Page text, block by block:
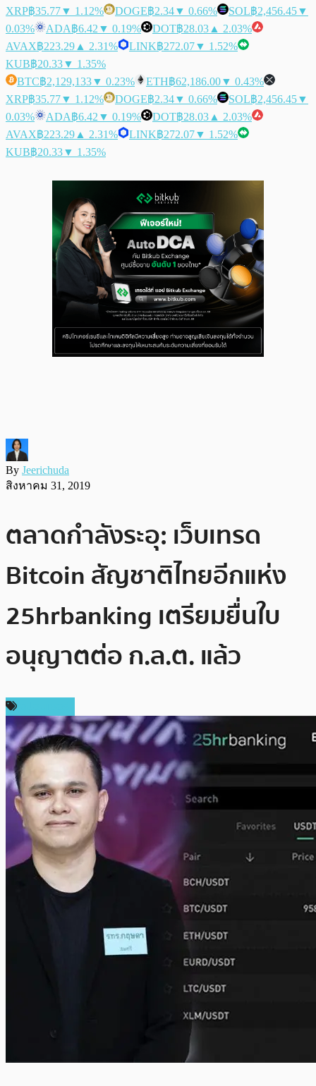
XRP฿35.77▼ 1.12% DOGE฿2.34▼ 0.66% SOL฿2,456.45▼
0.03%
ADA฿6.42 ▼ 0.19% DOT฿28.03 ▲ 2.03%
AVAX฿223.29 ▲ 2.31% LINK฿272.07▼ 1.52%
KUB฿20.33▼ 1.35%
BTC฿2,129,133▼ 0.23% ETH฿62,186.00▼ 0.43%
XRP฿35.77▼ 1.12% DOGE฿2.34▼ 0.66% SOL฿2,456.45▼
0.03%
ADA฿6.42 ▼ 0.19% DOT฿28.03 ▲ 2.03%
AVAX฿223.29 ▲ 2.31% LINK฿272.07▼ 1.52%
KUB฿20.33▼ 1.35%
By Jeerichuda
สิงหาคม 31, 2019
ตลาดกำลังระอุ: เว็บเทรด
Bitcoin สัญชาติไทยอีกแห่ง
25hrbanking เตรียมยื่นใบ
อนุญาตต่อ ก.ล.ต. แล้ว